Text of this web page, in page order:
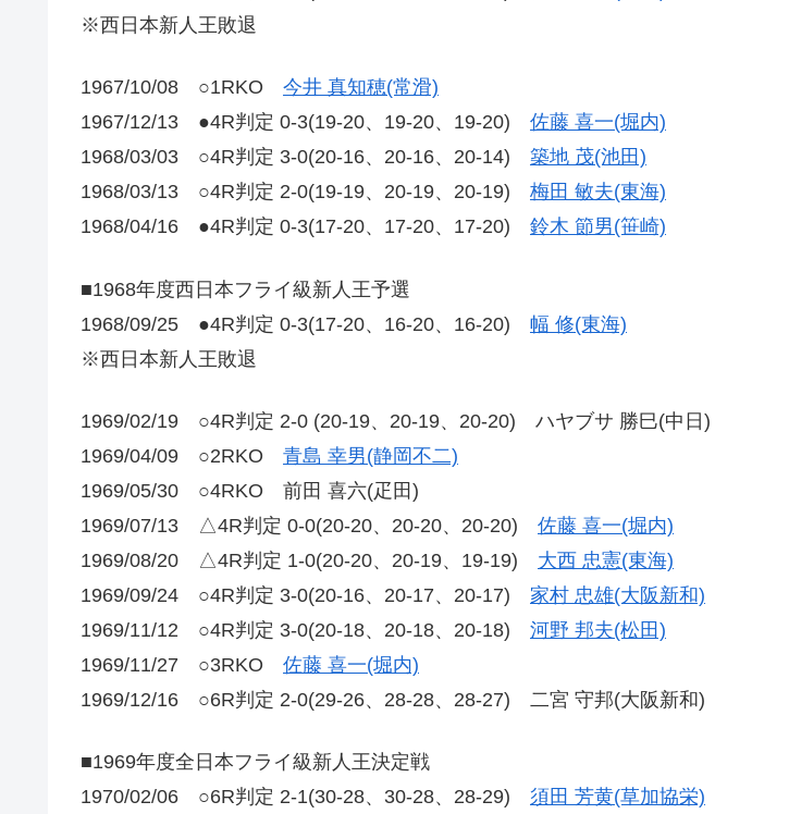
※西日本新人王敗退
1967/10/08 ○1RKO 今井 真知穂(常滑)
1967/12/13 ●4R判定 0-3(19-20、19-20、19-20) 佐藤 喜一(堀内)
1968/03/03 ○4R判定 3-0(20-16、20-16、20-14) 築地 茂(池田)
1968/03/13 ○4R判定 2-0(19-19、20-19、20-19) 梅田 敏夫(東海)
1968/04/16 ●4R判定 0-3(17-20、17-20、17-20) 鈴木 節男(笹崎)
■1968年度西日本フライ級新人王予選
1968/09/25 ●4R判定 0-3(17-20、16-20、16-20) 幅 修(東海)
※西日本新人王敗退
1969/02/19 ○4R判定 2-0 (20-19、20-19、20-20) ハヤブサ 勝巳(中日)
1969/04/09 ○2RKO 青島 幸男(静岡不二)
1969/05/30 ○4RKO 前田 喜六(疋田)
1969/07/13 △4R判定 0-0(20-20、20-20、20-20) 佐藤 喜一(堀内)
1969/08/20 △4R判定 1-0(20-20、20-19、19-19) 大西 忠憲(東海)
1969/09/24 ○4R判定 3-0(20-16、20-17、20-17) 家村 忠雄(大阪新和)
1969/11/12 ○4R判定 3-0(20-18、20-18、20-18) 河野 邦夫(松田)
1969/11/27 ○3RKO 佐藤 喜一(堀内)
1969/12/16 ○6R判定 2-0(29-26、28-28、28-27) 二宮 守邦(大阪新和)
■1969年度全日本フライ級新人王決定戦
1970/02/06 ○6R判定 2-1(30-28、30-28、28-29) 須田 芳黄(草加協栄)